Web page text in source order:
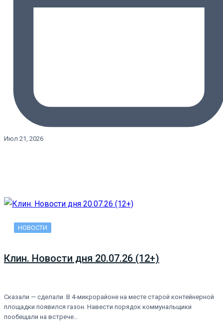
Июл 21, 2026
НОВОСТИ
Клин. Новости дня 20.07.26 (12+)
Сказали — сделали. В 4-микрорайоне на месте старой контейнерной
площадки появился газон. Навести порядок коммунальщики
пообещали на встрече…